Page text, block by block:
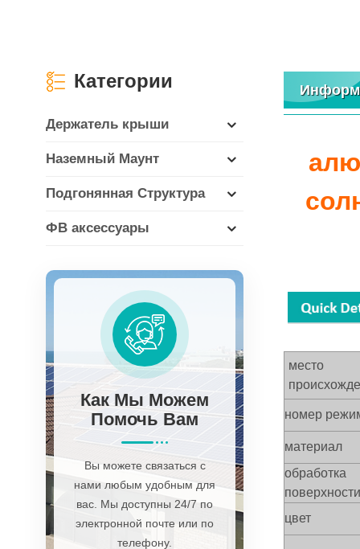
место
номер
материал
обработка
поверхности
цвет
Категории
Держатель крыши
Наземный Маунт
Подгонянная Структура
ФВ аксессуары
Как Мы Можем
Помочь Вам
Вы можете связаться с
нами любым удобным для
вас. Мы доступны 24/7 по
электронной почте или по
телефону.